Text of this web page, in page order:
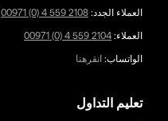
العملاء الجدد: 00971 (0) 4 559 2108
العملاء: 00971 (0) 4 559 2104
الواتساب: انقرهنا
تعليم التداول